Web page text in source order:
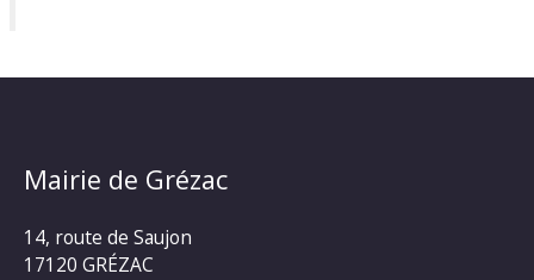
Mairie de Grézac
14, route de Saujon
17120 GRÉZAC